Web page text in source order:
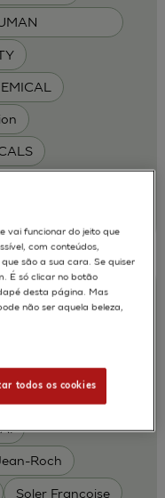
Roch
Soler Francoise
and
for
OECD
vai funcionar do jeito que
com conteúdos,
são a sua cara. Se quiser
É só clicar no botão
desta página. Mas
não ser aquela beleza,
todos os cookies